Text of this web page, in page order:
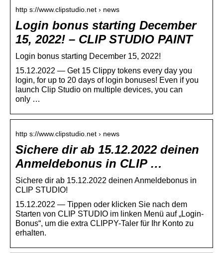
http s://www.clipstudio.net › news
Login bonus starting December
15, 2022! – CLIP STUDIO PAINT
Login bonus starting December 15, 2022!
15.12.2022 — Get 15 Clippy tokens every day you
login, for up to 20 days of login bonuses! Even if you
launch Clip Studio on multiple devices, you can
only …
http s://www.clipstudio.net › news
Sichere dir ab 15.12.2022 deinen
Anmeldebonus in CLIP …
Sichere dir ab 15.12.2022 deinen Anmeldebonus in
CLIP STUDIO!
15.12.2022 — Tippen oder klicken Sie nach dem
Starten von CLIP STUDIO im linken Menü auf „Login-
Bonus“, um die extra CLIPPY-Taler für Ihr Konto zu
erhalten.